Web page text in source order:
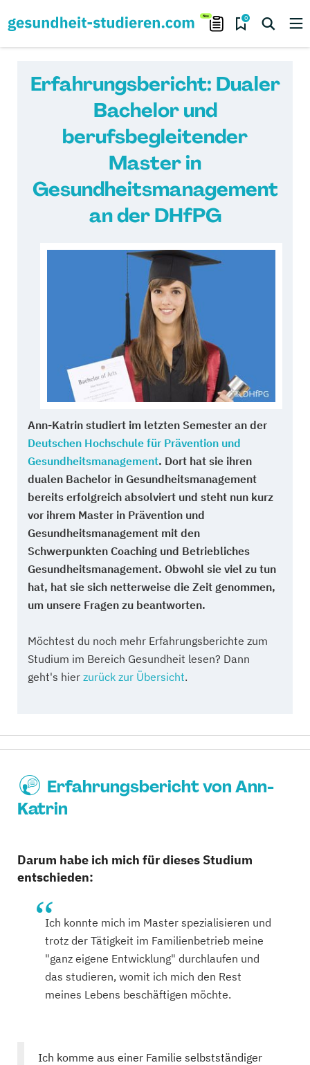
0
Erfahrungsbericht: Dualer
Bachelor und
berufsbegleitender
Master in
Gesundheitsmanagement
an der DHfPG
Ann-Katrin studiert im letzten Semester an der
Deutschen Hochschule für Prävention und
Gesundheitsmanagement. Dort hat sie ihren
dualen Bachelor in Gesundheitsmanagement
bereits erfolgreich absolviert und steht nun kurz
vor ihrem Master in Prävention und
Gesundheitsmanagement mit den
Schwerpunkten Coaching und Betriebliches
Gesundheitsmanagement. Obwohl sie viel zu tun
hat, hat sie sich netterweise die Zeit genommen,
um unsere Fragen zu beantworten.
Möchtest du noch mehr Erfahrungsberichte zum
Studium im Bereich Gesundheit lesen? Dann
geht's hier zurück zur Übersicht.
Erfahrungsbericht von Ann-
Katrin
Darum habe ich mich für dieses Studium
entschieden:
Ich konnte mich im Master spezialisieren und
trotz der Tätigkeit im Familienbetrieb meine
"ganz eigene Entwicklung" durchlaufen und
das studieren, womit ich mich den Rest
meines Lebens beschäftigen möchte.
Ich komme aus einer Familie selbstständiger